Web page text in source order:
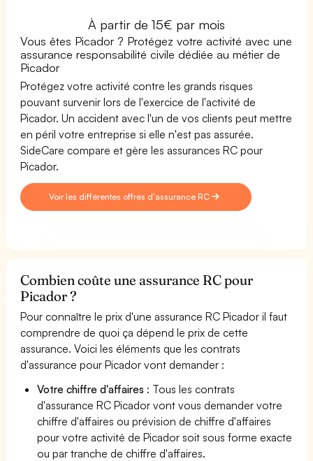
À partir de 15€ par mois
Vous êtes Picador ? Protégez votre activité avec une
assurance responsabilité civile dédiée au métier de
Picador
Protégez votre activité contre les grands risques
pouvant survenir lors de l'exercice de l'activité de
Picador. Un accident avec l'un de vos clients peut mettre
en péril votre entreprise si elle n'est pas assurée.
SideCare compare et gère les assurances RC pour
Picador.
Voir les différentes offres d'assurance RC
Combien coûte une assurance RC pour
Picador ?
Pour connaître le prix d'une assurance RC Picador il faut
comprendre de quoi ça dépend le prix de cette
assurance. Voici les éléments que les contrats
d'assurance pour Picador vont demander :
Votre chiffre d'affaires : Tous les contrats
d'assurance RC Picador vont vous demander votre
chiffre d'affaires ou prévision de chiffre d'affaires
pour votre activité de Picador soit sous forme exacte
ou par tranche de chiffre d'affaires.